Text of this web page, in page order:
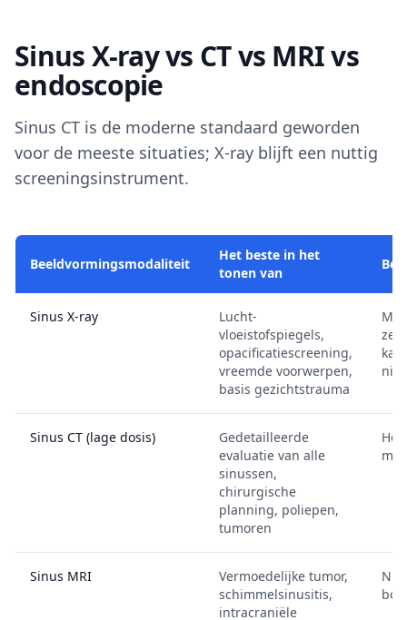
Sinus X-ray vs CT vs MRI vs
endoscopie
Sinus CT is de moderne standaard geworden
voor de meeste situaties; X-ray blijft een nuttig
screeningsinstrument.
Beeldvormingsmodaliteit
Het beste in het
tonen van
Sinus X-ray
Lucht-
vloeistofspiegels,
opacificatiescreening,
vreemde voorwerpen,
basis gezichtstrauma
Sinus CT (lage dosis)
Gedetailleerde
evaluatie van alle
sinussen,
chirurgische
planning, poliepen,
tumoren
Sinus MRI
Vermoedelijke tumor,
schimmelsinusitis,
intracraniële